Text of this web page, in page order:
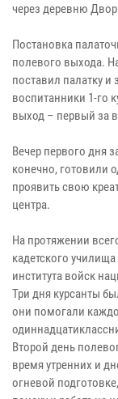
через деревню
Постановка
полевого выхода.
поставил палатку
воспитанники 1-го
выход – первый за
Вечер первого дня
конечно, готовили
проявить свою
центра.
На протяжении
кадетского
института войск
Три дня курсанты
они помогали
Второй день
время утренних и
огневой